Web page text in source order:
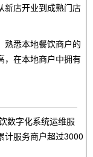
新店开业到成熟门店
熟悉本地餐饮商户的
，在本地商户中拥有
数字化系统运维服
计服务商户超过3000